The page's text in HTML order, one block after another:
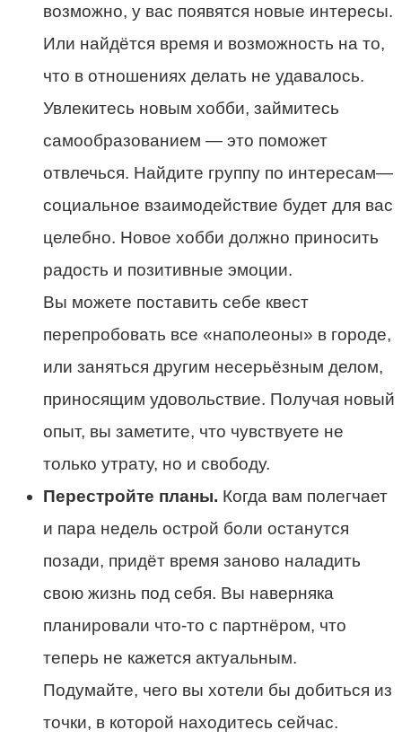
возможно, у вас появятся новые интересы.
Или найдётся время и возможность на то,
что в отношениях делать не удавалось.
Увлекитесь новым хобби, займитесь
самообразованием — это поможет
отвлечься. Найдите группу по интересам—
социальное взаимодействие будет для вас
целебно. Новое хобби должно приносить
радость и позитивные эмоции.
Вы можете поставить себе квест
перепробовать все «наполеоны» в городе,
или заняться другим несерьёзным делом,
приносящим удовольствие. Получая новый
опыт, вы заметите, что чувствуете не
только утрату, но и свободу.
Перестройте планы. Когда вам полегчает
и пара недель острой боли останутся
позади, придёт время заново наладить
свою жизнь под себя. Вы наверняка
планировали что-то с партнёром, что
теперь не кажется актуальным.
Подумайте, чего вы хотели бы добиться из
точки, в которой находитесь сейчас.